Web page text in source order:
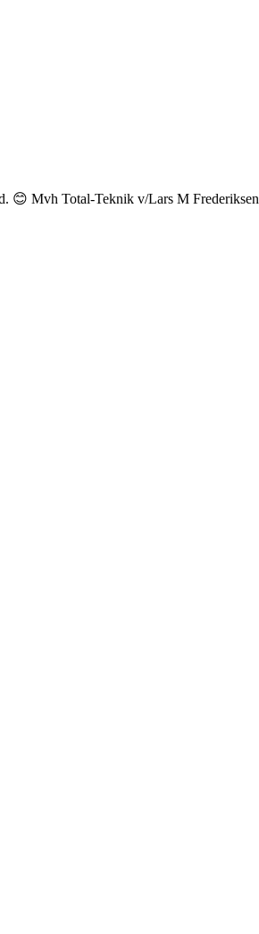
😊 Mvh Total-Teknik v/Lars M Frederiksen